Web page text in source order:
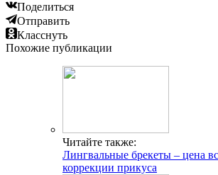
Поделиться
Отправить
Класснуть
Похожие публикации
Читайте также:
Лингвальные брекеты – цена
коррекции прикуса